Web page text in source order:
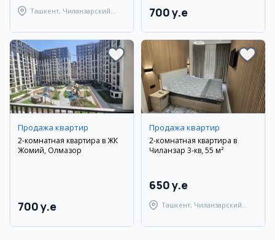
Ташкент, Чиланзарский
700 y.e
Продажа квартир
2-комнатная квартира в ЖК
Жомий, Олмазор
700 y.e
Продажа квартир
2-комнатная квартира в
Чиланзар 3-кв, 55 м²
650 y.e
Ташкент, Чиланзарский